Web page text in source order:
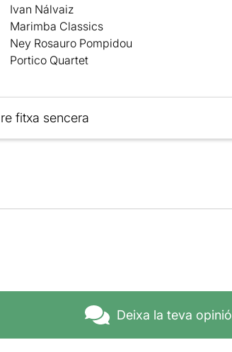
Ivan Nálvaiz
Marimba Classics
Ney Rosauro Pompidou
Portico Quartet
fitxa sencera
Deixa la teva opinió